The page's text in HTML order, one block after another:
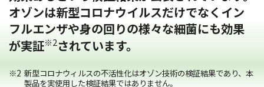
オゾンは新型コロナウイルスだけでなくイン
フルエンザや身の回りの様々な細菌にも効果
が実証※2されています。
新型コロナウィルスの不活性化はオゾン技術の検証結果であり、本
製品を実使用した検証結果ではありません。